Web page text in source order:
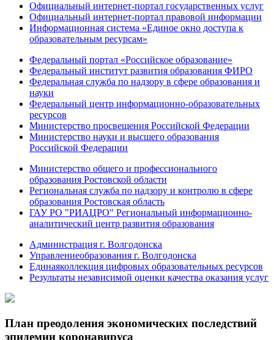
Официальный интернет-портал государственных услуг
Официальный интернет-портал правовой информации
Информационная система «Единое окно доступа к
образовательным ресурсам»
Федеральный портал «Российское образование»
Федеральный институт развития образования ФИРО
Федеральная служба по надзору в сфере образования и
науки
Федеральный центр информационно-образовательных
ресурсов
Министерство просвещения Российской Федерации
Министерство науки и высшего образования
Российской Федерации
Министерство общего и профессионального
образования Ростовской области
Региональная служба по надзору и контролю в сфере
образования Ростовская область
ГАУ РО "РИАЦРО" Региональный информационно-
аналитический центр развития образования
Администрация г. Волгодонска
Управлениеобразования г. Волгодонска
Единаяколлекция цифровых образовательных ресурсов
Результаты независимой оценки качества оказания услуг
План преодоления экономических последствий
эпидемии коронавируса